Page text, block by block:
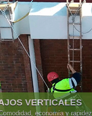
VERTICALES
economía y rapidez